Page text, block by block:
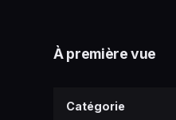
À première vue
Catégorie